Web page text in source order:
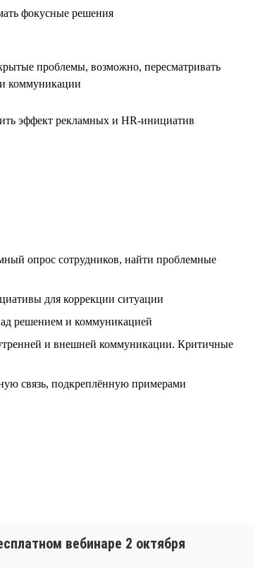
фокусные решения
проблемы, возможно, пересматривать
коммуникации
эффект рекламных и HR-инициатив
опрос сотрудников, найти проблемные
для коррекции ситуации
решением и коммуникацией
и внешней коммуникации. Критичные
связь, подкреплённую примерами
вебинаре 2 октября